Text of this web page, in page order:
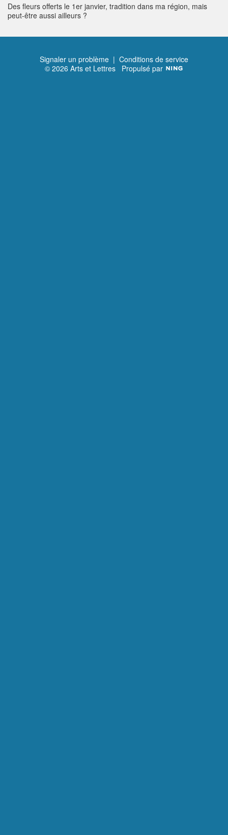
Des fleurs offerts le 1er janvier, tradition dans ma région, mais
peut-être aussi ailleurs ?
Signaler un problème | Conditions de service
© 2026 Arts et Lettres Propulsé par